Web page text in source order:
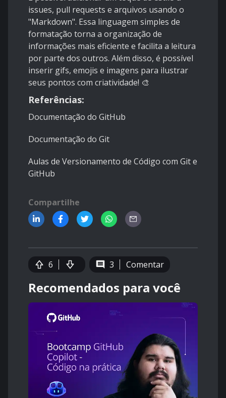
issues, pull requests e arquivos usando o
"Markdown". Essa linguagem simples de
formatação torna a organização de
informações mais eficiente e facilita a leitura
por parte dos outros. Além disso, é possível
inserir gifs, emojis e imagens para ilustrar
seus pontos com criatividade! 🎨
Referências:
Documentação do GitHub
Documentação do Git
Aulas de Versionamento de Código com Git e
GitHub
Compartilhe
6 3 Comentar
Recomendados para você